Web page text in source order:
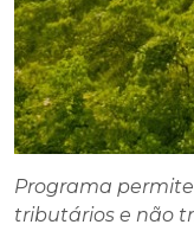
Programa
tributários e não